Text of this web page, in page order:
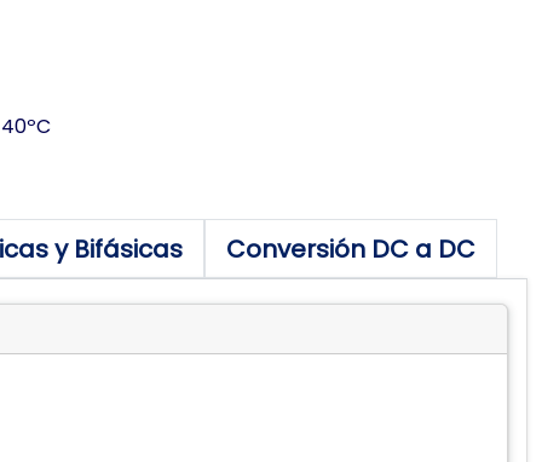
y Bifásicas Conversión DC a DC